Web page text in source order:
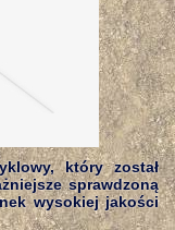
który został
sprawdzoną
wysokiej jakości